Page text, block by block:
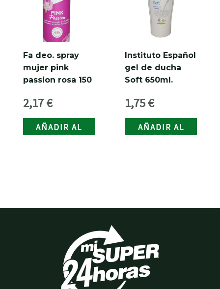
Fa deo. spray
mujer pink
passion rosa 150
2,17€
AÑADIR AL
CARRITO
Instituto Español
gel de ducha
Soft 650ml.
1,75€
AÑADIR AL
CARRITO